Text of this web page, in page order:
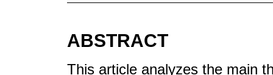
ABSTRACT
This article analyzes the main